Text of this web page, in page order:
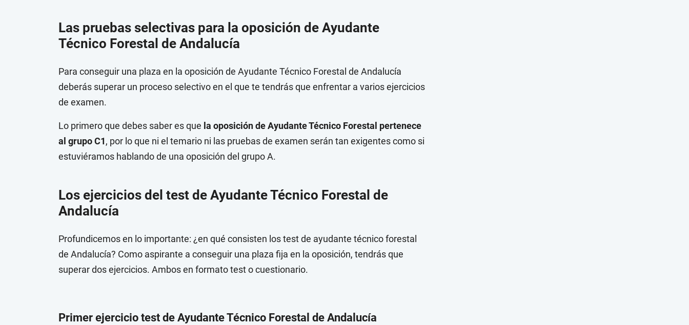
Las pruebas selectivas para la oposición de Ayudante
Técnico Forestal de Andalucía
Para conseguir una plaza en la oposición de Ayudante Técnico Forestal de Andalucía
deberás superar un proceso selectivo en el que te tendrás que enfrentar a varios ejercicios
de examen.
Lo primero que debes saber es que la oposición de Ayudante Técnico Forestal pertenece
al grupo C1, por lo que ni el temario ni las pruebas de examen serán tan exigentes como si
estuviéramos hablando de una oposición del grupo A.
Los ejercicios del test de Ayudante Técnico Forestal de
Andalucía
Profundicemos en lo importante: ¿en qué consisten los test de ayudante técnico forestal
de Andalucía? Como aspirante a conseguir una plaza fija en la oposición, tendrás que
superar dos ejercicios. Ambos en formato test o cuestionario.
Primer ejercicio test de Ayudante Técnico Forestal de Andalucía